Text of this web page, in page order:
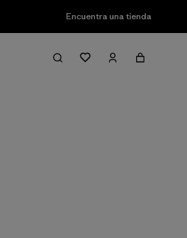
Encuentra una tienda
Filter & Sort